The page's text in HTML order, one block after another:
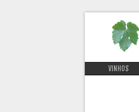
VINHOS